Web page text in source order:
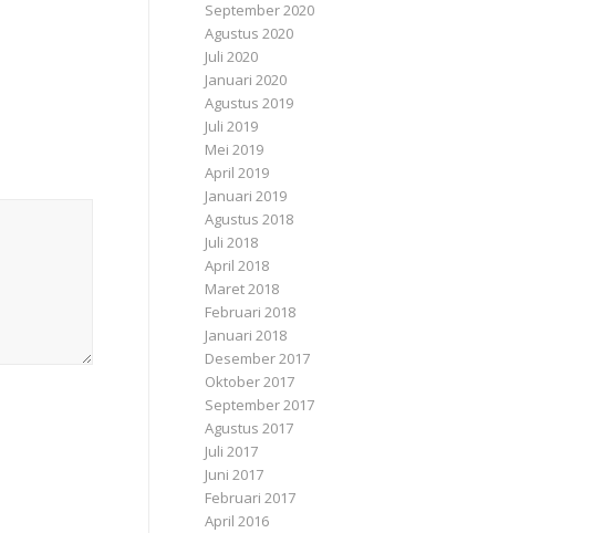
September 2020
Agustus 2020
Juli 2020
Januari 2020
Agustus 2019
Juli 2019
Mei 2019
April 2019
Januari 2019
Agustus 2018
Juli 2018
April 2018
Maret 2018
Februari 2018
Januari 2018
Desember 2017
Oktober 2017
September 2017
Agustus 2017
Juli 2017
Juni 2017
Februari 2017
April 2016